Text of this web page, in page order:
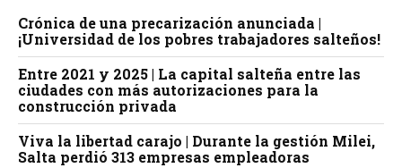
Crónica de una precarización anunciada |
¡Universidad de los pobres trabajadores salteños!
Entre 2021 y 2025 | La capital salteña entre las
ciudades con más autorizaciones para la
construcción privada
Viva la libertad carajo | Durante la gestión Milei,
Salta perdió 313 empresas empleadoras